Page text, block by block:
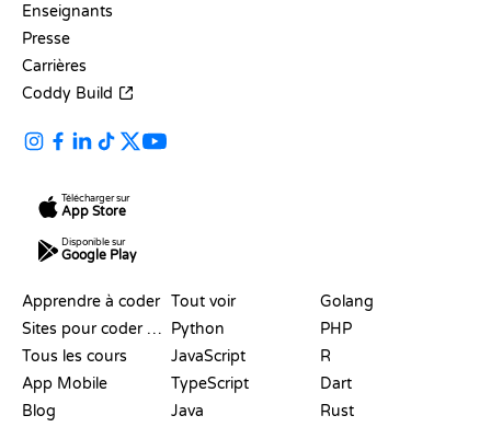
Enseignants
Presse
Carrières
Coddy Build
Télécharger sur
App Store
Disponible sur
Google Play
Apprendre à coder
Sites pour coder gratuitement
Tous les cours
App Mobile
Blog
Tout voir
Python
JavaScript
TypeScript
Java
Golang
PHP
R
Dart
Rust